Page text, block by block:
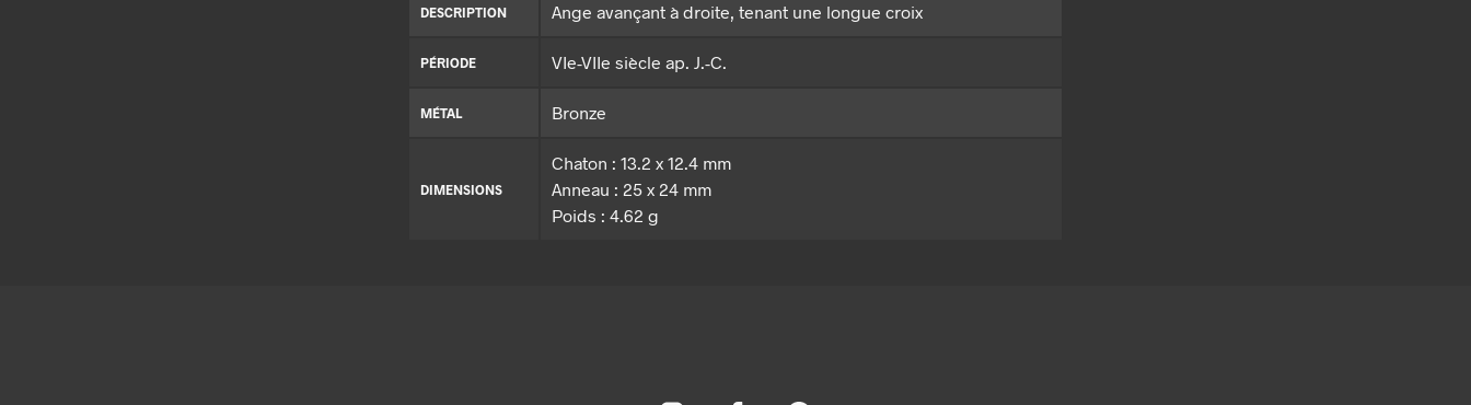
DESCRIPTION Ange avançant à droite, tenant une longue croix
PÉRIODE VIe-VIIe siècle ap. J.-C.
MÉTAL Bronze
DIMENSIONS
Chaton : 13.2 x 12.4 mm
Anneau : 25 x 24 mm
Poids : 4.62 g